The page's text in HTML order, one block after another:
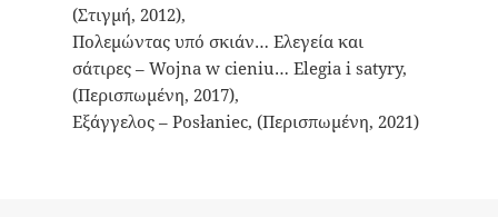
(Στιγμή, 2012),
Πολεμώντας υπό σκιάν… Ελεγεία και
σάτιρες – Wojna w cieniu… Elegia i satyry,
(Περισπωμένη, 2017),
Εξάγγελος – Posłaniec, (Περισπωμένη, 2021)